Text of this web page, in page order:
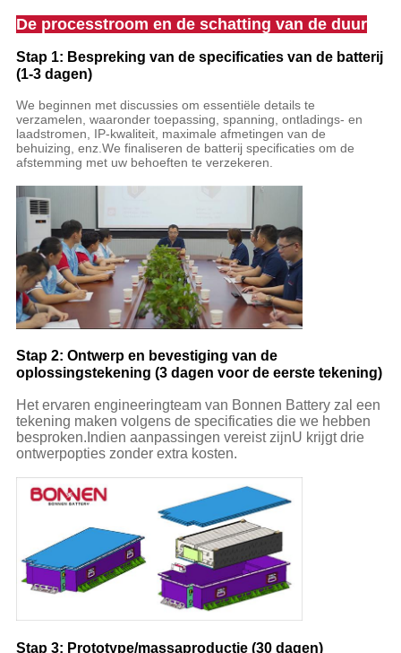
De processtroom en de schatting van de duur
Stap 1: Bespreking van de specificaties van de batterij
(1-3 dagen)
We beginnen met discussies om essentiële details te
verzamelen, waaronder toepassing, spanning, ontladings- en
laadstromen, IP-kwaliteit, maximale afmetingen van de
behuizing, enz.We finaliseren de batterij specificaties om de
afstemming met uw behoeften te verzekeren.
Stap 2: Ontwerp en bevestiging van de
oplossingstekening (3 dagen voor de eerste tekening)
Het ervaren engineeringteam van Bonnen Battery zal een
tekening maken volgens de specificaties die we hebben
besproken.Indien aanpassingen vereist zijnU krijgt drie
ontwerpopties zonder extra kosten.
Stap 3: Prototype/massaproductie (30 dagen)